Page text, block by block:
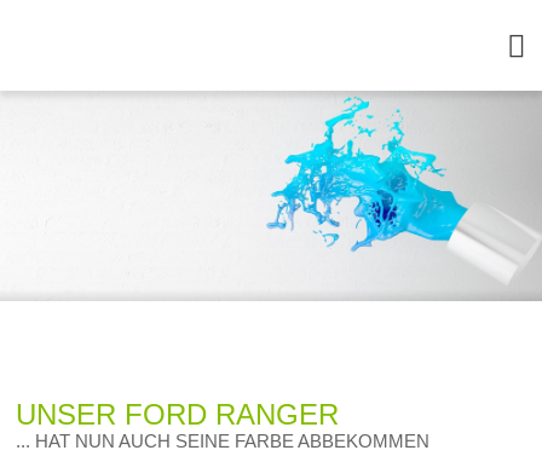
UNSER FORD RANGER
... HAT NUN AUCH SEINE FARBE ABBEKOMMEN